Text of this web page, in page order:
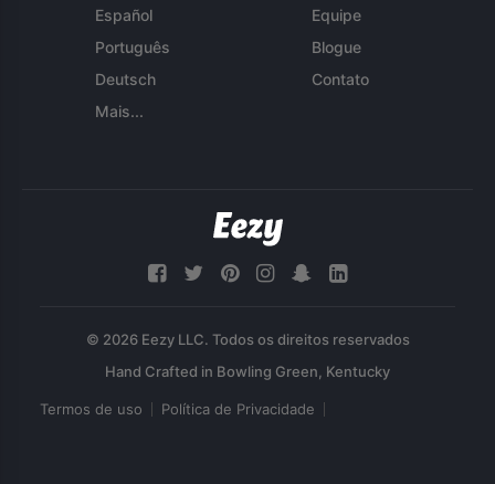
Español
Português
Deutsch
Mais...
Equipe
Blogue
Contato
© 2026 Eezy LLC. Todos os direitos reservados
Termos de uso Política de Privacidade